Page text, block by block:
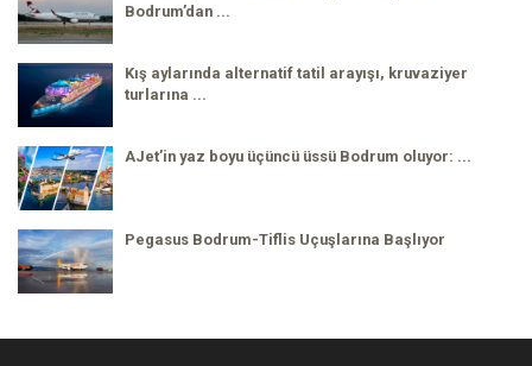
Bodrum’dan ...
Kış aylarında alternatif tatil arayışı, kruvaziyer
turlarına ...
AJet’in yaz boyu üçüncü üssü Bodrum oluyor: ...
Pegasus Bodrum-Tiflis Uçuşlarına Başlıyor